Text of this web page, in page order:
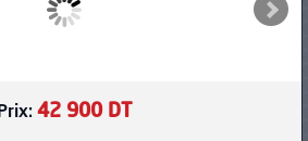
Prix: 42 900 DT